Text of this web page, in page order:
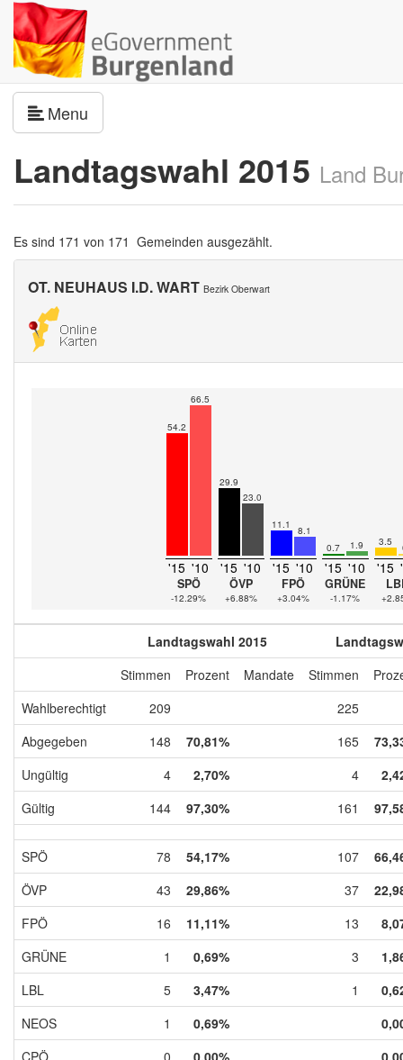
Menu
Landtagswahl 2015 Land
Es sind 171 von 171 Gemeinden ausgezählt.
OT. NEUHAUS I.D. WART Bezirk Oberwart
54.2
66.5
'15 '10
SPÖ
-12.29%
29.9
23.0
'15 '10
ÖVP
+6.88%
11.1 8.1
'15 '10
FPÖ
+3.04%
0.7 1.9
'15 '10
GRÜNE
-1.17%
3.5
'15
Landtagswahl 2015
Stimmen
Prozent Mandate Stimmen
Wahlberechtigt
209
225
Abgegeben
148 70,81% 165
Ungültig
4 2,70% 4
Gültig
144 97,30% 161
SPÖ 78 54,17% 107
ÖVP
43 29,86% 37
FPÖ
16 11,11% 13
GRÜNE
1 0,69% 3
LBL
5 3,47% 1
NEOS
1 0,69%
CPÖ
0 0,00%